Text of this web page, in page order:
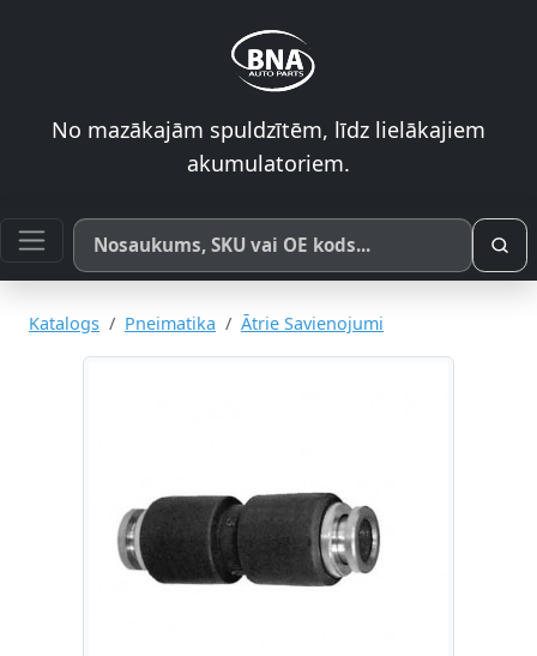
No mazākajām spuldzītēm, līdz lielākajiem
akumulatoriem.
Meklēt pēc produkta nosaukuma, SKU vai OE koda
Katalogs Pneimatika Ātrie Savienojumi